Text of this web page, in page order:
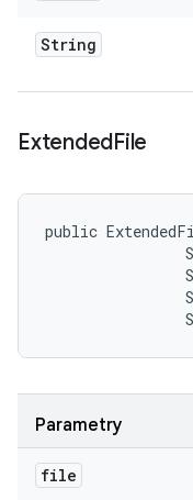
String
ExtendedFile
public
Parametry
file